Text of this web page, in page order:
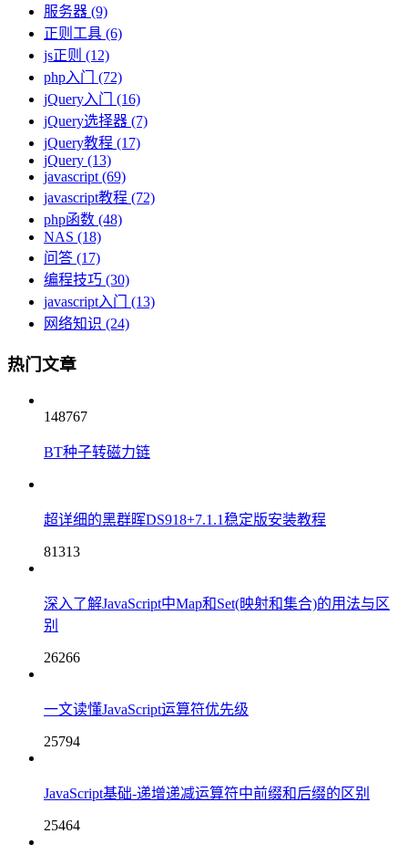
服务器 (9)
正则工具 (6)
js正则 (12)
php入门
(72)
jQuery入门
(16)
jQuery选择器 (7)
jQuery教程 (17)
jQuery (13)
javascript (69)
javascript教程 (72)
php函数 (48)
NAS (18)
问答 (17)
编程技巧 (30)
javascript入门
(13)
网络知识 (24)
热门文章
148767
BT种子转磁力链
超详细的黑群晖DS918+7.1.1稳定版安装教程
81313
深入了解JavaScript中Map和Set(映射和集合)的用法与区
别
26266
一文读懂JavaScript运算符优先级
25794
JavaScript基础-递增递减运算符中前缀和后缀的区别
25464